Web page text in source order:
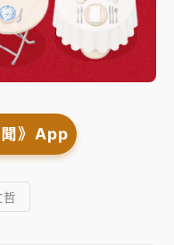
聞》App